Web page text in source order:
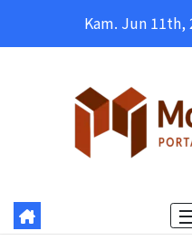
Kam. Jun 11th,